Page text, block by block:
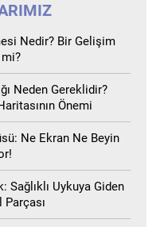
Nedir? Bir Gelişim
Neden Gereklidir?
Önemi
Ne Ekran Ne Beyin
Sağlıklı Uykuya Giden